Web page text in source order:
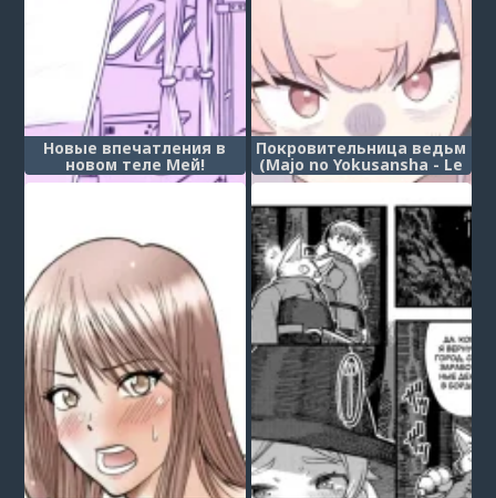
Новые впечатления в
новом теле Мей!
Покровительница ведьм
(Majo no Yokusansha - Le
Champion Des Dames)